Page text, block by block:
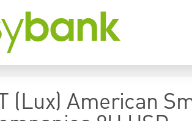
(Lux) American